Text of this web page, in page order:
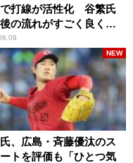
で打線が活性化 谷繁氏
後の流れがすごく良くな
たね」
、広島・斉藤優汰のス
ートを評価も「ひとつ気
NEW